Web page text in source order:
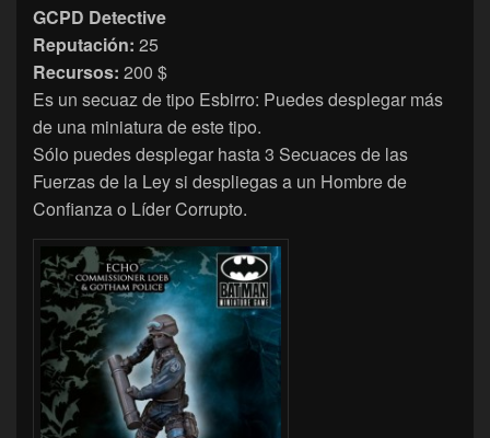
GCPD Detective
Reputación: 25
Recursos: 200 $
Es un secuaz de tipo Esbirro: Puedes desplegar más
de una miniatura de este tipo.
Sólo puedes desplegar hasta 3 Secuaces de las
Fuerzas de la Ley si despliegas a un Hombre de
Confianza o Líder Corrupto.